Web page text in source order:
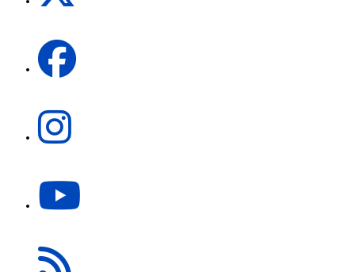
pestaña
abre
abre
nueva
pestaña